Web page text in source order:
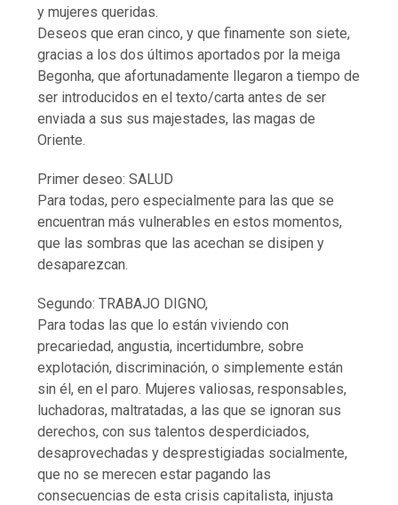
y mujeres queridas.
Deseos que eran cinco, y que finamente son siete,
gracias a los dos últimos aportados por la meiga
Begonha, que afortunadamente llegaron a tiempo de
ser introducidos en el texto/carta antes de ser
enviada a sus sus majestades, las magas de
Oriente.
Primer deseo: SALUD
Para todas, pero especialmente para las que se
encuentran más vulnerables en estos momentos,
que las sombras que las acechan se disipen y
desaparezcan.
Segundo: TRABAJO DIGNO,
Para todas las que lo están viviendo con
precariedad, angustia, incertidumbre, sobre
explotación, discriminación, o simplemente están
sin él, en el paro. Mujeres valiosas, responsables,
luchadoras, maltratadas, a las que se ignoran sus
derechos, con sus talentos desperdiciados,
desaprovechadas y desprestigiadas socialmente,
que no se merecen estar pagando las
consecuencias de esta crisis capitalista, injusta